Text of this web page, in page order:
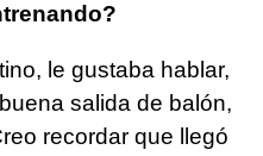
le gustaba hablar,
salida de balón,
recordar que llegó